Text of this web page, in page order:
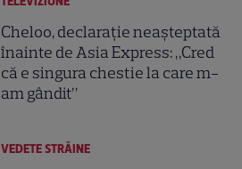
Cheloo, declarație neașteptată
înainte de Asia Express: „Cred
că e singura chestie la care m-
am gândit”
VEDETE STRĂINE